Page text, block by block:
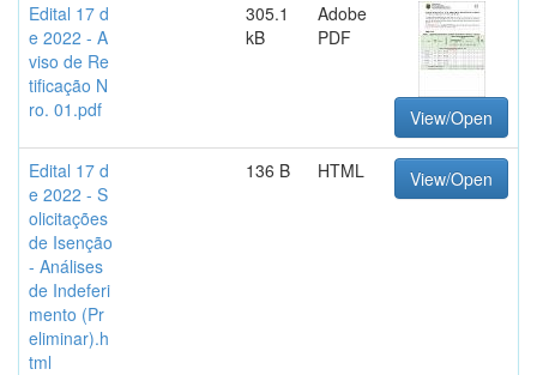
Edital 17 d
e 2022 - A
viso de Re
tificação N
ro. 01.pdf
305.1
kB
Adobe
PDF
View/Open
Edital 17 d
e 2022 - S
olicitações
de Isenção
- Análises
de Indeferi
mento (Pr
eliminar).h
tml
136 B HTML View/Open